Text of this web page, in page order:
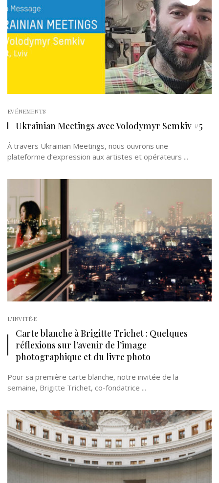
EVÉNEMENTS
Ukrainian Meetings avec Volodymyr Semkiv #5
À travers Ukrainian Meetings, nous ouvrons une
plateforme d’expression aux artistes et opérateurs ...
L'INVITÉ·E
Carte blanche à Brigitte Trichet : Quelques
réflexions sur l’avenir de l’image
photographique et du livre photo
Pour sa première carte blanche, notre invitée de la
semaine, Brigitte Trichet, co-fondatrice ...